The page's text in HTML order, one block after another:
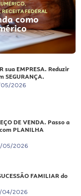
,
,RECEITA FEDERAL
como
sua EMPRESA. Reduzir
SEGURANÇA.
05/2026
DE VENDA. Passo a
PLANILHA
05/2026
FAMILIAR do
04/2026